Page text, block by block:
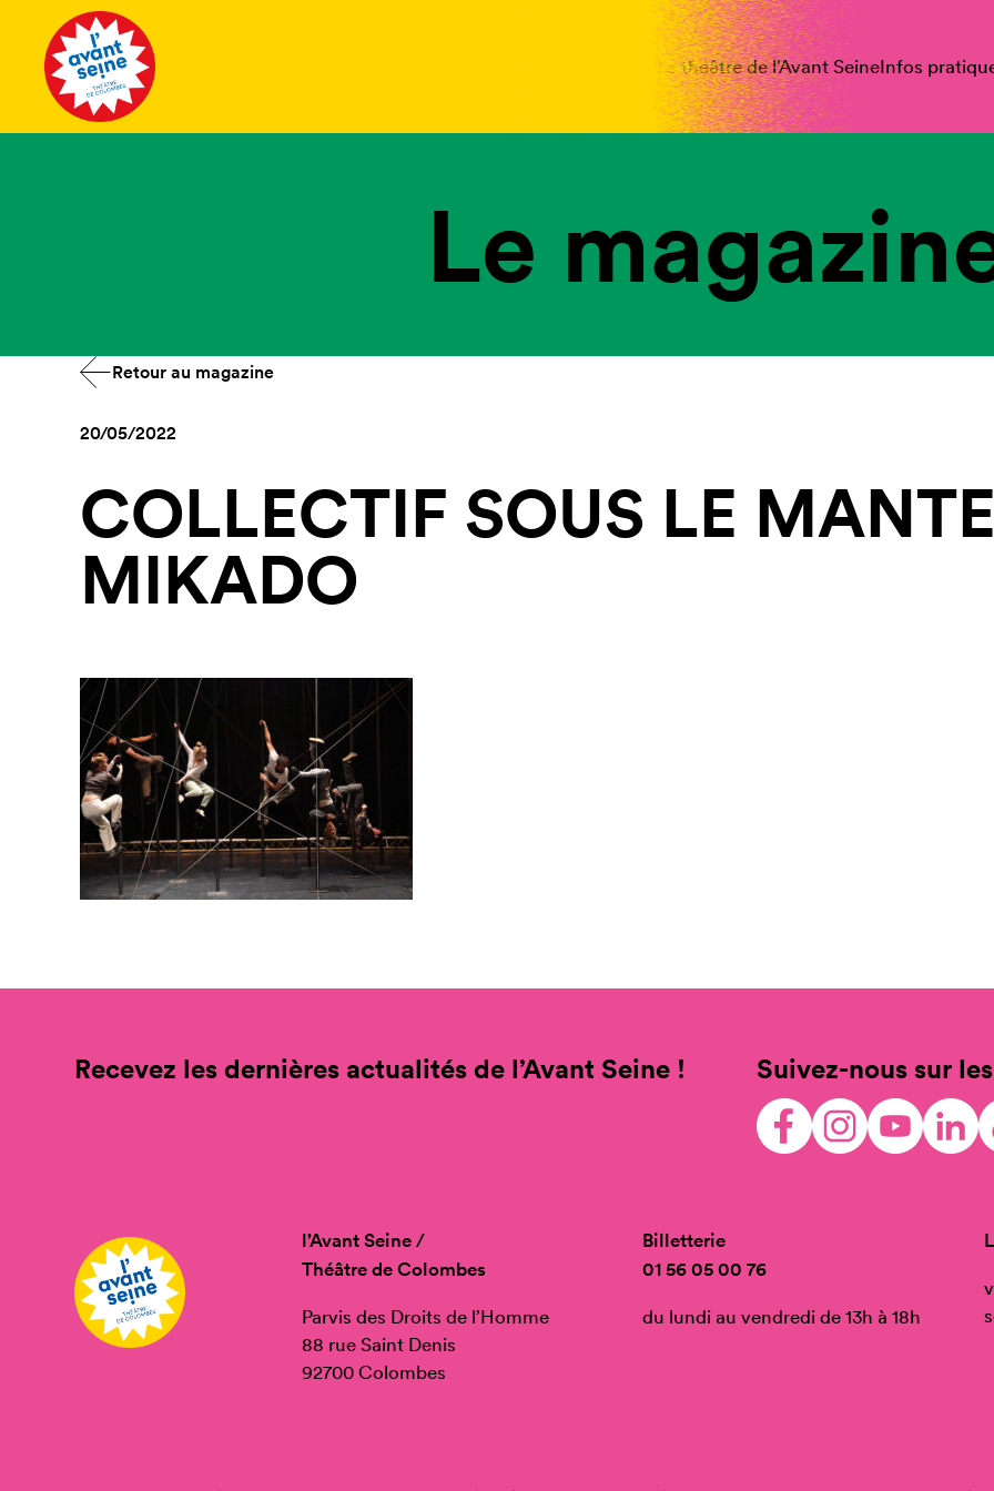
Le théâtre de l’Avant SeineInfos
Le
Retour au magazine
20/05/2022
COLLECTIF SOUS LE
MIKADO
Recevez les dernières actualités de l’Avant Seine ! Suivez-nous sur
l’Avant Seine /
Théâtre de Colombes
Parvis des Droits de l’Homme
88 rue Saint Denis
92700 Colombes
Billetterie
01 56 05 00 76
du lundi au vendredi de 13h à 18h